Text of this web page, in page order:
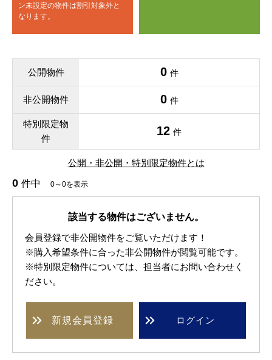
ン未設定の物件は割引対象外と
なります。
公開物件 0 件
非公開物件 0 件
特別限定物
件
12 件
公開・非公開・特別限定物件とは
0 件中 0～0を表示
該当する物件はございません。
会員登録で非公開物件をご覧いただけます！
※購入希望条件に合った非公開物件が閲覧可能です。
※特別限定物件については、担当者にお問い合わせく
ださい。
新規会員登録 ログイン